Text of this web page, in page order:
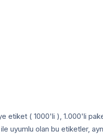
( 1000'li ), 1.000'li
olan bu etiketler,